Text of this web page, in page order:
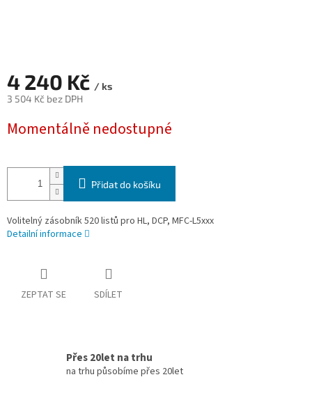
4 240 Kč / ks
3 504 Kč bez DPH
cena:
Momentálně nedostupné
Přidat do košíku
Volitelný zásobník 520 listů pro HL, DCP, MFC-L5xxx
Detailní informace
ZEPTAT SE SDÍLET
Přes 20let na trhu
na trhu působíme přes 20let